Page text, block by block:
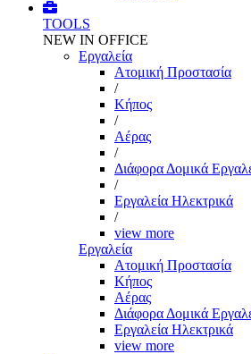
TOOLS
NEW IN OFFICE
Εργαλεία
Aτομική Προστασία
/
Kήπος
/
Αέρας
/
Διάφορα Δομικά
/
Εργαλεία Ηλεκτρικά
/
view more
Εργαλεία
Aτομική Προστασία
Kήπος
Αέρας
Διάφορα Δομικά
Εργαλεία Ηλεκτρικά
view more